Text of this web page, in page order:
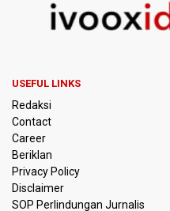
Timnas Indonesia
Pemerintah Matangkan
Kebakaran Alun-alun
Menkomdigi Sebut
Indonesia
USEFUL LINKS
Redaksi
Contact
Career
Beriklan
Privacy Policy
Disclaimer
SOP Perlindungan Jurnalis